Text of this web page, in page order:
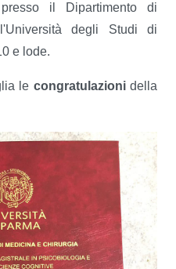
il Dipartimento di
degli Studi di
e lode.
le congratulazionidella